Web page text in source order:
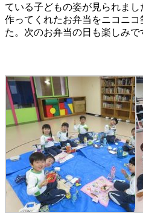
ている子どもの姿が見られま
作ってくれたお弁当をニコニ
た。次のお弁当の日も楽しみで